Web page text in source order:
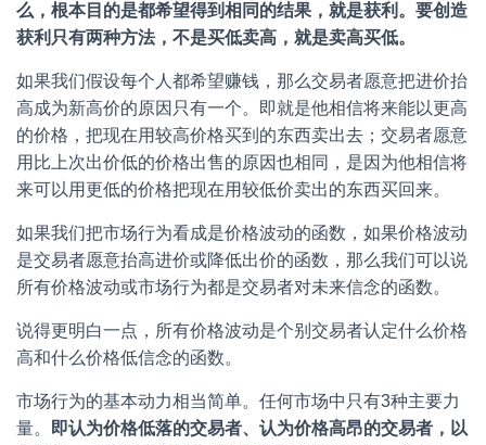
么，根本目的是都希望得到相同的结果，就是获利。要创造
获利只有两种方法，不是买低卖高，就是卖高买低。
如果我们假设每个人都希望赚钱，那么交易者愿意把进价抬
高成为新高价的原因只有一个。即就是他相信将来能以更高
的价格，把现在用较高价格买到的东西卖出去；交易者愿意
用比上次出价低的价格出售的原因也相同，是因为他相信将
来可以用更低的价格把现在用较低价卖出的东西买回来。
如果我们把市场行为看成是价格波动的函数，如果价格波动
是交易者愿意抬高进价或降低出价的函数，那么我们可以说
所有价格波动或市场行为都是交易者对未来信念的函数。
说得更明白一点，所有价格波动是个别交易者认定什么价格
高和什么价格低信念的函数。
市场行为的基本动力相当简单。任何市场中只有3种主要力
量。
即认为价格低落的交易者、 认为价格高昂的交易者 ， 以